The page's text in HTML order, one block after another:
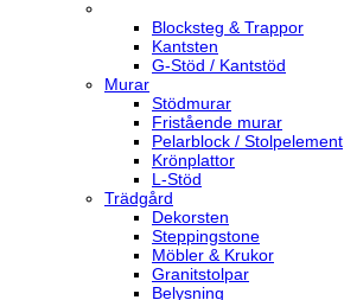
Blocksteg & Trappor
Kantsten
G-Stöd / Kantstöd
Murar
Stödmurar
Fristående murar
Pelarblock / Stolpelement
Krönplattor
L-Stöd
Trädgård
Dekorsten
Steppingstone
Möbler & Krukor
Granitstolpar
Belysning